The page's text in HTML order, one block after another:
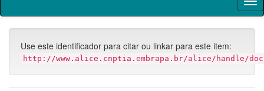
Use este identificador para citar ou linkar para este item:
http://www.alice.cnptia.embrapa.br/alice/handle/doc/